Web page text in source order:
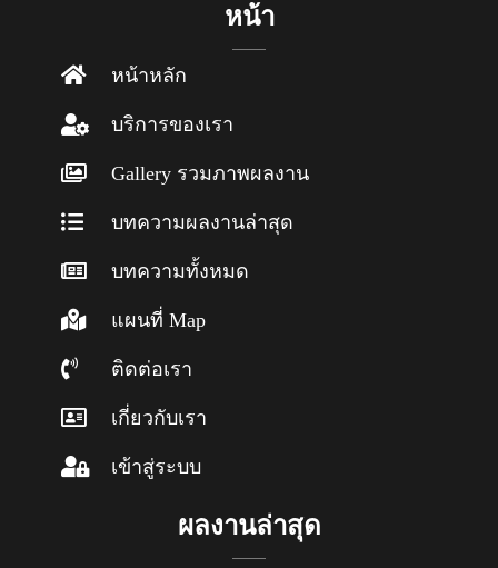
หน้า
หน้าหลัก
บริการของเรา
Gallery รวมภาพผลงาน
บทความผลงานล่าสุด
บทความทั้งหมด
แผนที่ Map
ติดต่อเรา
เกี่ยวกับเรา
เข้าสู่ระบบ
ผลงานล่าสุด